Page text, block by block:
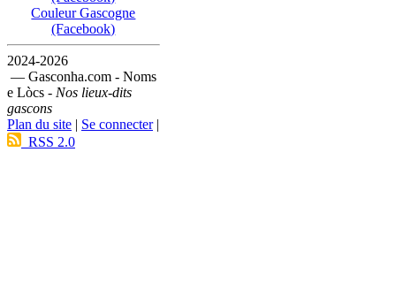
Couleur Gascogne
(Facebook)
2024-2026
— Gasconha.com - Noms
e Lòcs - Nos lieux-dits
gascons
Plan du site | Se connecter|
RSS 2.0